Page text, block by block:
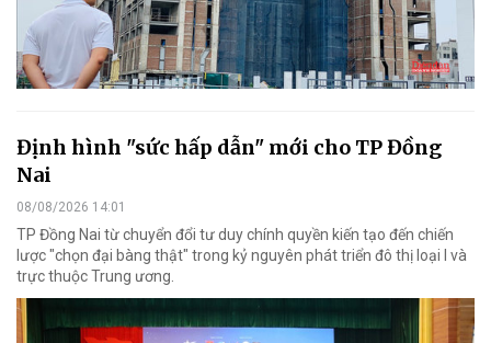
Định hình "sức hấp dẫn" mới cho TP Đồng
Nai
08/08/2026 14:01
TP Đồng Nai từ chuyển đổi tư duy chính quyền kiến tạo đến chiến
lược "chọn đại bàng thật" trong kỷ nguyên phát triển đô thị loại I và
trực thuộc Trung ương.